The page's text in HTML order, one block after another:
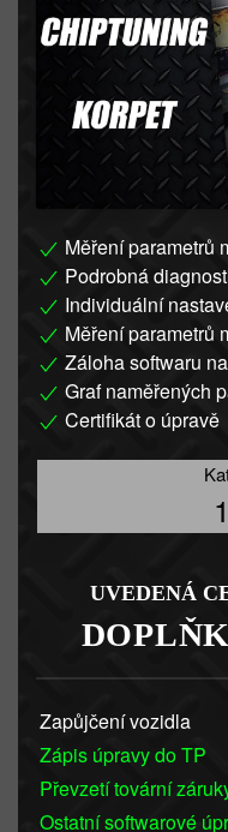
Měření parametrů
Podrobná
Individuální
Měření parametrů
Záloha softwaru
Graf naměřených
Certifikát o úpravě
UVEDENÁ
Zapůjčení vozidla
Zápis úpravy do TP
Převzetí tovární
Ostatní softwarové